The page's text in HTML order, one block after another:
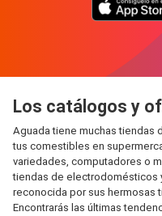
Los catálogos y
Aguada tiene muchas tiendas
tus comestibles en
variedades, computadores o
tiendas de electrodomésticos
reconocida por sus hermosas
Encontrarás las últimas